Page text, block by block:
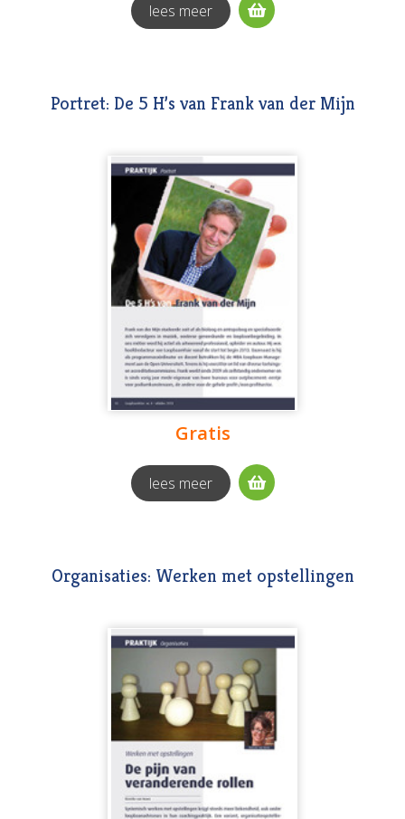
lees meer
Portret: De 5 H’s van Frank van der Mijn
Gratis
lees meer
Organisaties: Werken met opstellingen